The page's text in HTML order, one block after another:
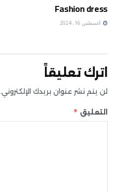
Fashion dress
أغسطس 16, 2024
اترك تعليقاً
لن يتم نشر عنوان بريدك الإلكتروني.
التعليق *